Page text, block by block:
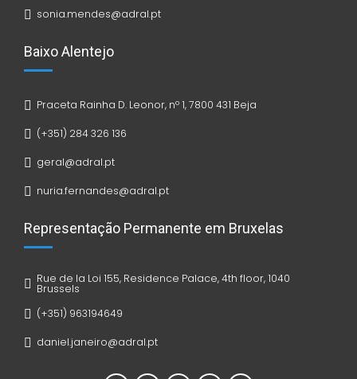
sonia.mendes@adral.pt
Baixo Alentejo
Praceta Rainha D. Leonor, nº 1, 7800 431 Beja
(+351) 284 326 136
geral@adral.pt
nuria.fernandes@adral.pt
Representação Permanente em Bruxelas
Rue de la Loi 155, Residence Palace, 4th floor, 1040
Brussels
(+351) 963194649
daniel.janeiro@adral.pt